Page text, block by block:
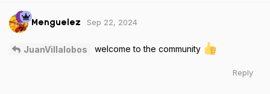
Menguelez Sep 22, 2024
JuanVillalobos welcome to the community
Reply